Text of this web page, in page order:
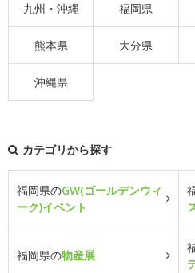
九州・沖縄 福岡県
熊本県 大分県
沖縄県
カテゴリから探す
福岡県のGW(ゴールデンウィ
ーク)イベント
福岡県の物産展